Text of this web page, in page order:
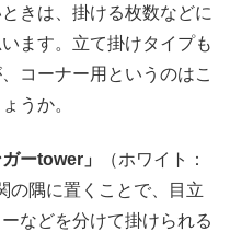
きは、掛ける枚数などに
ます。立て掛けタイプも
コーナー用というのはこ
うか。
ーtower」
（ホワイト：
の隅に置くことで、目立
などを分けて掛けられる